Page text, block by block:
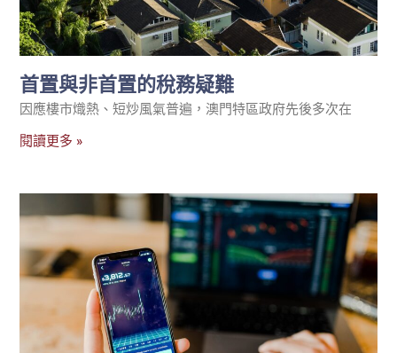
首置與非首置的稅務疑難
因應樓市熾熱、短炒風氣普遍，澳門特區政府先後多次在
閱讀更多 »